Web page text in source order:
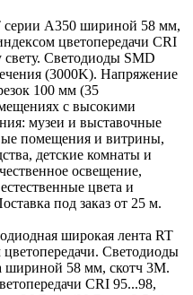
серии A350 шириной 58 мм,
цветопередачи CRI
свету. Светодиоды SMD
(3000K). Напряжение
100 мм (35
с высокими
музеи и выставочные
помещения и витрины,
детские комнаты и
освещение,
цвета и
под заказ от 25 м.
широкая лента RT
Светодиоды
шириной 58 мм, скотч 3М.
CRI 95...98,